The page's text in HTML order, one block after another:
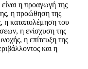
είναι η προαγωγή της
η προώθηση της
η καταπολέμηση του
η ενίσχυση της
η επίτευξη της
και η